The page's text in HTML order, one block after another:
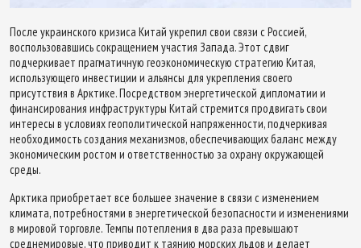
После украинского кризиса Китай укрепил свои связи с Россией,
воспользовавшись сокращением участия Запада. Этот сдвиг
подчеркивает прагматичную геоэкономическую стратегию Китая,
использующего инвестиции и альянсы для укрепления своего
присутствия в Арктике. Посредством энергетической дипломатии и
финансирования инфраструктуры Китай стремится продвигать свои
интересы в условиях геополитической напряженности, подчеркивая
необходимость создания механизмов, обеспечивающих баланс между
экономическим ростом и ответственностью за охрану окружающей
среды.
Арктика приобретает все большее значение в связи с изменением
климата, потребностями в энергетической безопасности и изменениями
в мировой торговле. Темпы потепления в два раза превышают
среднемировые, что приводит к таянию морских льдов и делает